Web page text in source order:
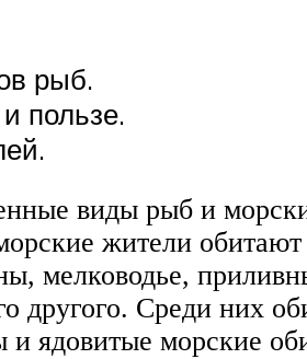
рыб.
пользе.
виды рыб и
жители
мелководье,
другого. Среди них
ядовитые морские